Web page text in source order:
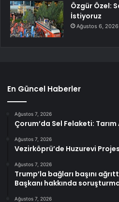
Özgür Özel:
İstiyoruz
Ağustos 6, 2026
En Güncel Haberler
Ağustos 7, 2026
Çorum’da Sel Felaketi:
Ağustos 7, 2026
Vezirköprü’de Huzurevi
Ağustos 7, 2026
Trump’la bağları başını
Başkanı hakkında
Ağustos 7, 2026